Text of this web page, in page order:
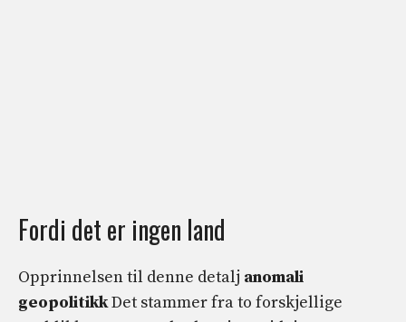
Fordi det er ingen land
Opprinnelsen til denne detalj anomali
geopolitikkDet stammer fra to forskjellige